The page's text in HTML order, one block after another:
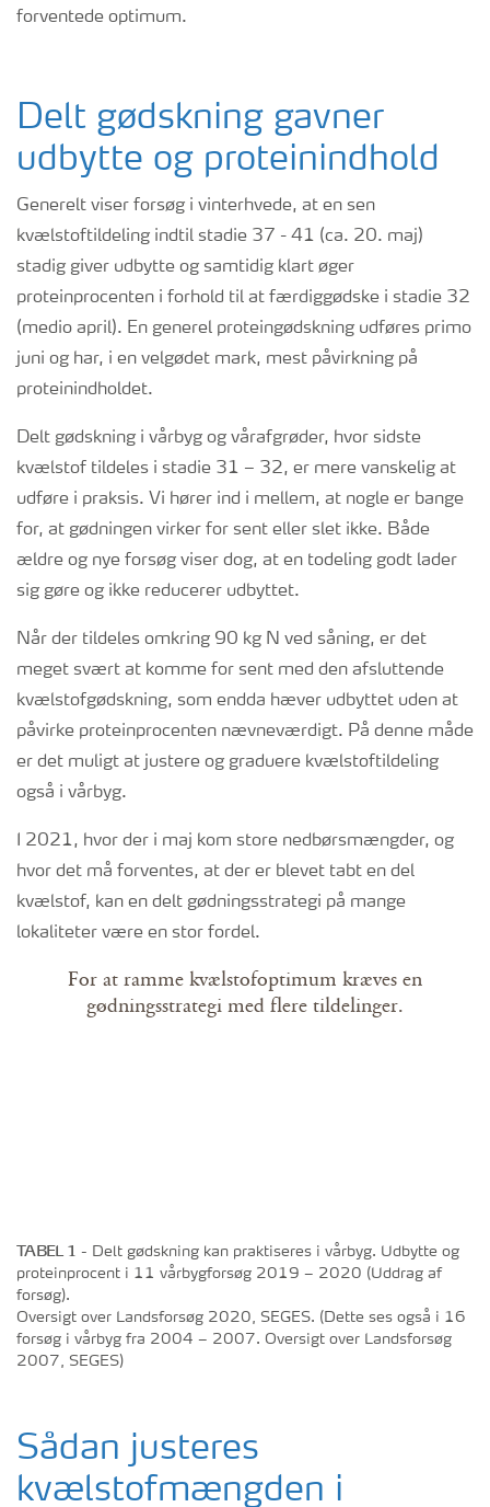
forventede optimum.
Delt gødskning gavner
udbytte og proteinindhold
Generelt viser forsøg i vinterhvede, at en sen
kvælstoftildeling indtil stadie 37 - 41 (ca. 20. maj)
stadig giver udbytte og samtidig klart øger
proteinprocenten i forhold til at færdiggødske i stadie 32
(medio april). En generel proteingødskning udføres primo
juni og har, i en velgødet mark, mest påvirkning på
proteinindholdet.
Delt gødskning i vårbyg og vårafgrøder, hvor sidste
kvælstof tildeles i stadie 31 – 32, er mere vanskelig at
udføre i praksis. Vi hører ind i mellem, at nogle er bange
for, at gødningen virker for sent eller slet ikke. Både
ældre og nye forsøg viser dog, at en todeling godt lader
sig gøre og ikke reducerer udbyttet.
Når der tildeles omkring 90 kg N ved såning, er det
meget svært at komme for sent med den afsluttende
kvælstofgødskning, som endda hæver udbyttet uden at
påvirke proteinprocenten nævneværdigt. På denne måde
er det muligt at justere og graduere kvælstoftildeling
også i vårbyg.
I 2021, hvor der i maj kom store nedbørsmængder, og
hvor det må forventes, at der er blevet tabt en del
kvælstof, kan en delt gødningsstrategi på mange
lokaliteter være en stor fordel.
For at ramme kvælstofoptimum kræves en
gødningsstrategi med flere tildelinger.
TABEL 1 - Delt gødskning kan praktiseres i vårbyg. Udbytte og
proteinprocent i 11 vårbygforsøg 2019 – 2020 (Uddrag af
forsøg).
Oversigt over Landsforsøg 2020, SEGES. (Dette ses også i 16
forsøg i vårbyg fra 2004 – 2007. Oversigt over Landsforsøg
2007, SEGES)
Sådan justeres
kvælstofmængden i